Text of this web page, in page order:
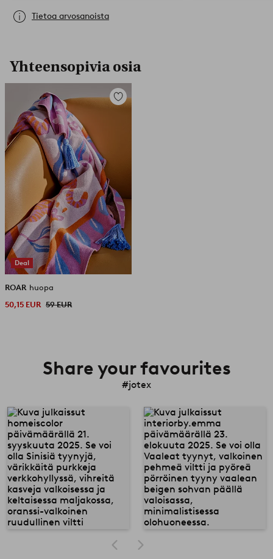
Tietoa arvosanoista
Yhteensopivia osia
Deal
Lisää
ROAR huopa
50,15 EUR 59 EUR
Share your favourites
#jotex